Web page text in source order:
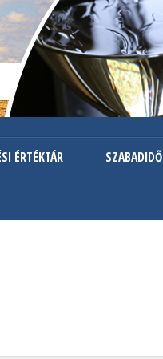
ÉRTÉKTÁR SZABADIDŐ